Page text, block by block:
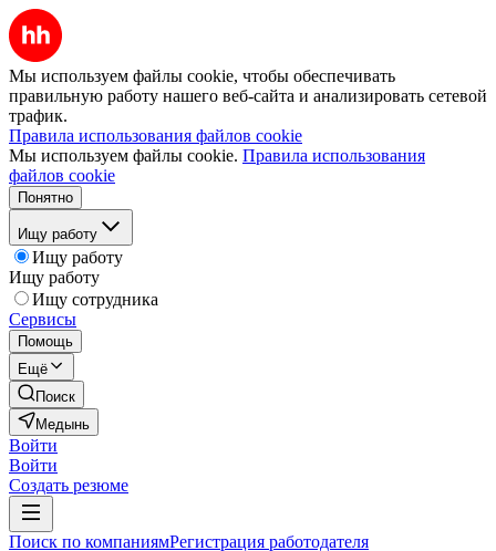
Мы используем файлы cookie, чтобы обеспечивать
правильную работу нашего веб-сайта и анализировать сетевой
трафик.
Правила использования файлов cookie
Мы используем файлы cookie. Правила использования
файлов cookie
Понятно
Ищу работу
Ищу работу
Ищу работу
Ищу сотрудника
Сервисы
Помощь
Ещё
Поиск
Медынь
Войти
Войти
Создать резюме
Поиск по компаниямРегистрация работодателя